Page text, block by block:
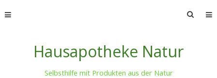
to
Hausapotheke Natur
Selbsthilfe mit Produkten aus der Natur